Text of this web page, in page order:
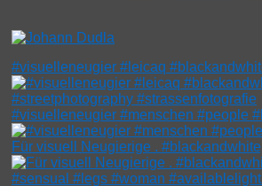
#visuelleneugier #leicaq
#visuelleneugier #menschen #people
Für visuell Neugierige .